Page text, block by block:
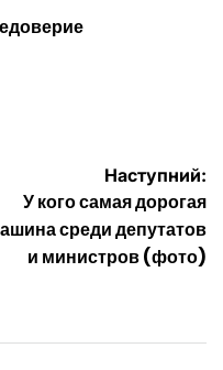
Наступний:
У кого самая дорогая
среди депутатов
и министров (фото)